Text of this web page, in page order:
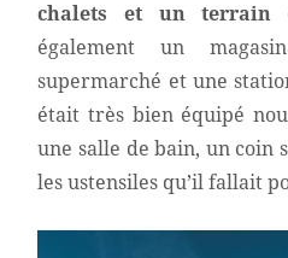
chalets et un terrain
également un
supermarché et une
était très bien équipé
une salle de bain, un coin
les ustensiles qu’il fallait